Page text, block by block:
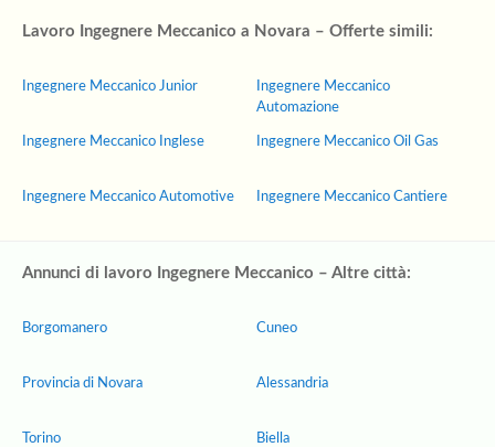
Lavoro Ingegnere Meccanico a Novara – Offerte simili:
Ingegnere Meccanico Junior
Ingegnere Meccanico Inglese
Ingegnere Meccanico Automotive
Ingegnere Meccanico
Automazione
Ingegnere Meccanico Oil Gas
Ingegnere Meccanico Cantiere
Annunci di lavoro Ingegnere Meccanico – Altre città:
Borgomanero
Provincia di Novara
Torino
Cuneo
Alessandria
Biella